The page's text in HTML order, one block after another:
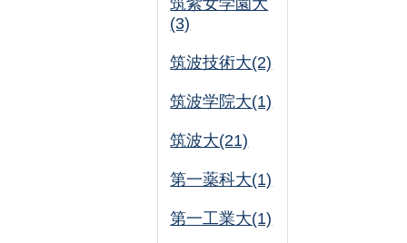
筑紫女学園大
(3)
筑波技術大(2)
筑波学院大(1)
筑波大(21)
第一薬科大(1)
第一工業大(1)